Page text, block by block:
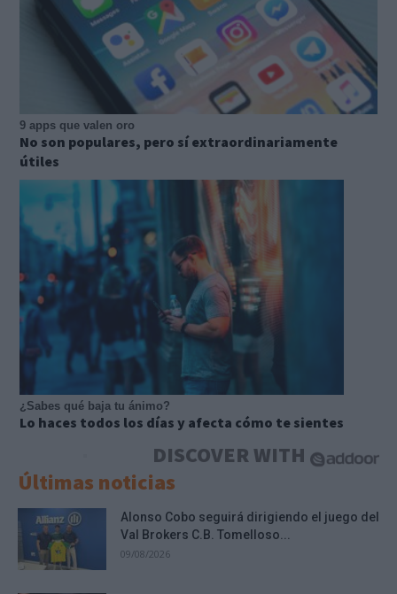
9 apps que valen oro
No son populares, pero sí extraordinariamente
útiles
¿Sabes qué baja tu ánimo?
Lo haces todos los días y afecta cómo te sientes
DISCOVER WITH
Últimas noticias
Alonso Cobo seguirá dirigiendo el juego del
Val Brokers C.B. Tomelloso...
09/08/2026